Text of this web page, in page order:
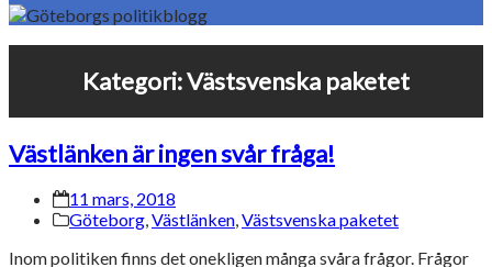
Kategori:Västsvenska paketet
Västlänken är ingen svår fråga!
11 mars, 2018
Göteborg Västlänken Västsvenska paketet
Inom politiken finns det onekligen många svåra frågor. Frågor